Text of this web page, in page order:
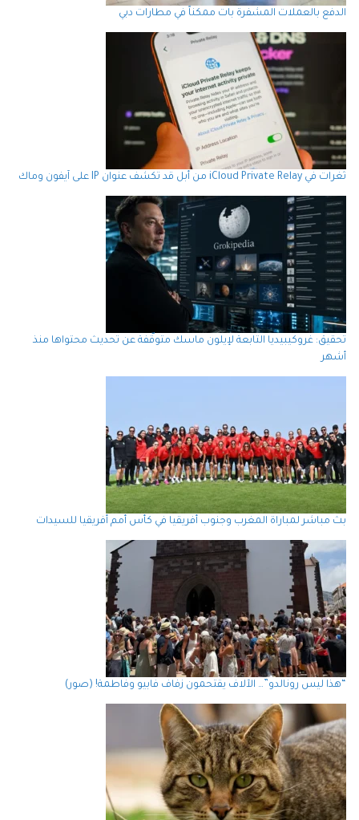
الدفع بالعملات المشفرة بات ممكناً في مطارات دبي
ثغرات في iCloud Private Relay من أبل قد تكشف عنوان IP على آيفون وماك
تحقيق: غروكيبيديا التابعة لإيلون ماسك متوقّفة عن تحديث محتواها منذ
أشهر
بث مباشر لمباراة المغرب وجنوب أفريقيا في كأس أمم أفريقيا للسيدات
“هذا ليس رونالدو”… الآلاف يقتحمون زفاف فابيو وفاطمة! (صور)